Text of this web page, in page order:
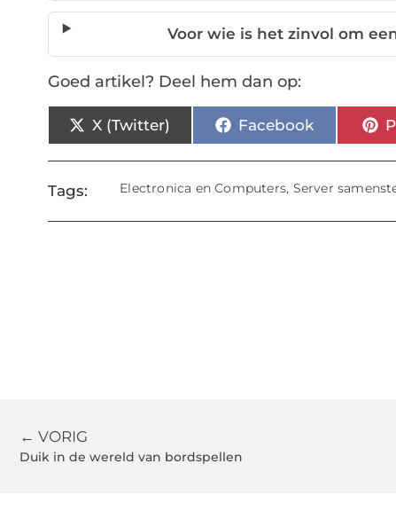
Voor wie is het zinvol om
Goed artikel? Deel hem dan op:
X (Twitter) Facebook
Tags: Electronica en Computers, Server
← VORIG
Duik in de wereld van bordspellen